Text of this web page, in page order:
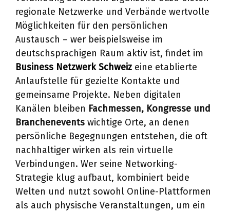
regionale Netzwerke und Verbände wertvolle
Möglichkeiten für den persönlichen
Austausch – wer beispielsweise im
deutschsprachigen Raum aktiv ist, findet im
Business Netzwerk Schweiz eine etablierte
Anlaufstelle für gezielte Kontakte und
gemeinsame Projekte. Neben digitalen
Kanälen bleiben Fachmessen, Kongresse und
Branchenevents wichtige Orte, an denen
persönliche Begegnungen entstehen, die oft
nachhaltiger wirken als rein virtuelle
Verbindungen. Wer seine Networking-
Strategie klug aufbaut, kombiniert beide
Welten und nutzt sowohl Online-Plattformen
als auch physische Veranstaltungen, um ein